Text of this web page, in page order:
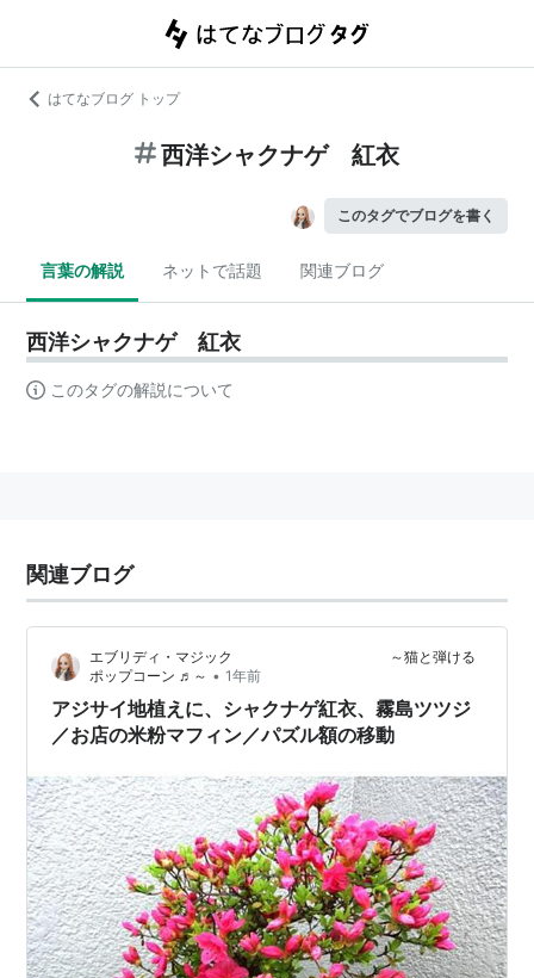
はてなブログ トップ
西洋シャクナゲ 紅衣
このタグでブログを書く
言葉の解説 ネットで話題 関連ブログ
西洋シャクナゲ 紅衣
このタグの解説について
関連ブログ
エブリディ・マジック ～猫と弾ける
ポップコーン ♬～ • 1年前
アジサイ地植えに、シャクナゲ紅衣、霧島ツツジ
／お店の米粉マフィン／パズル額の移動